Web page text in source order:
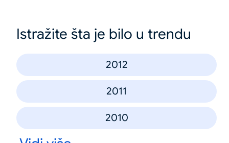
Istražite šta je bilo u trendu
2012
2011
2010